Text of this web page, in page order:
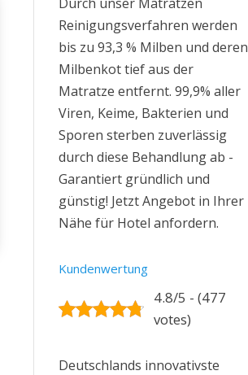
Reinigungsverfahren werden
bis zu 93,3 % Milben und deren
Milbenkot tief aus der
Matratze entfernt. 99,9% aller
Viren, Keime, Bakterien und
Sporen sterben zuverlässig
durch diese Behandlung ab -
Garantiert gründlich und
günstig! Jetzt Angebot in Ihrer
Nähe für Hotel anfordern.
Kundenwertung
4.8/5 - (477
votes)
Deutschlands innovativste